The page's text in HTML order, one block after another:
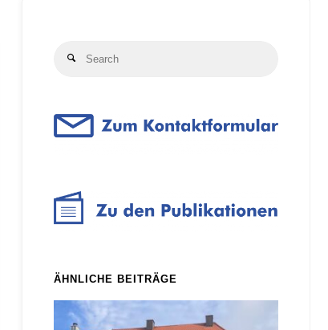
Search
ÄHNLICHE BEITRÄGE